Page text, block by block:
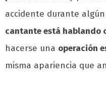
accidente durante
cantante está hablando
hacerse una operación
misma apariencia que